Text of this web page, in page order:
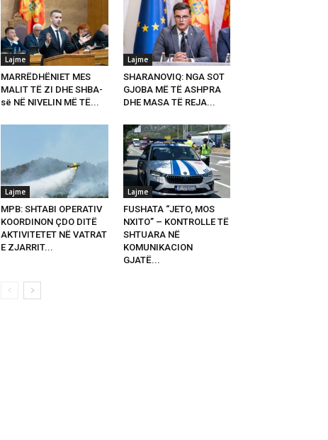
Lajme
MARRËDHËNIET MES
MALIT TË ZI DHE SHBA-
së NË NIVELIN MË TË...
Lajme
SHARANOVIQ: NGA SOT
GJOBA MË TË ASHPRA
DHE MASA TË REJA...
Lajme
MPB: SHTABI OPERATIV
KOORDINON ÇDO DITË
AKTIVITETET NË VATRAT
E ZJARRIT...
Lajme
FUSHATA “JETO, MOS
NXITO” – KONTROLLE TË
SHTUARA NË
KOMUNIKACION
GJATË...